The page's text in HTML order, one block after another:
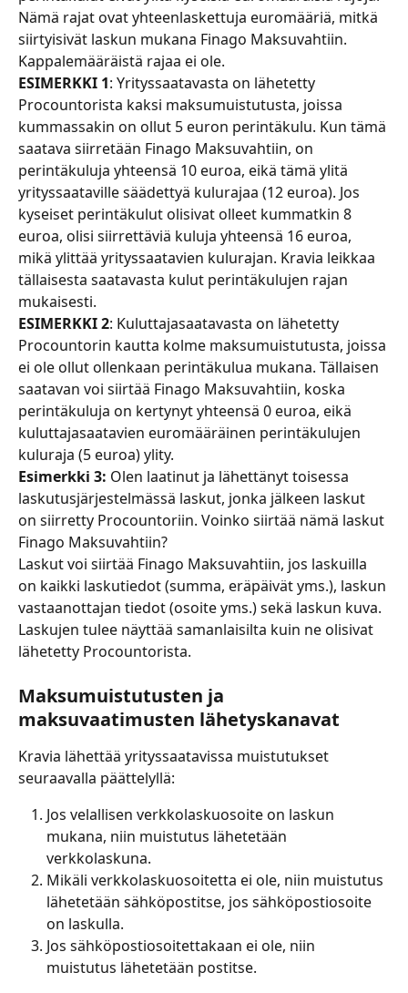
Nämä rajat ovat yhteenlaskettuja euromääriä, mitkä
siirtyisivät laskun mukana Finago Maksuvahtiin.
Kappalemääräistä rajaa ei ole.
ESIMERKKI 1: Yrityssaatavasta on lähetetty
Procountorista kaksi maksumuistutusta, joissa
kummassakin on ollut 5 euron perintäkulu. Kun tämä
saatava siirretään Finago Maksuvahtiin, on
perintäkuluja yhteensä 10 euroa, eikä tämä ylitä
yrityssaataville säädettyä kulurajaa (12 euroa). Jos
kyseiset perintäkulut olisivat olleet kummatkin 8
euroa, olisi siirrettäviä kuluja yhteensä 16 euroa,
mikä ylittää yrityssaatavien kulurajan. Kravia leikkaa
tällaisesta saatavasta kulut perintäkulujen rajan
mukaisesti.
ESIMERKKI 2: Kuluttajasaatavasta on lähetetty
Procountorin kautta kolme maksumuistutusta, joissa
ei ole ollut ollenkaan perintäkulua mukana. Tällaisen
saatavan voi siirtää Finago Maksuvahtiin, koska
perintäkuluja on kertynyt yhteensä 0 euroa, eikä
kuluttajasaatavien euromääräinen perintäkulujen
kuluraja (5 euroa) ylity.
Esimerkki 3: Olen laatinut ja lähettänyt toisessa
laskutusjärjestelmässä laskut, jonka jälkeen laskut
on siirretty Procountoriin. Voinko siirtää nämä laskut
Finago Maksuvahtiin?
Laskut voi siirtää Finago Maksuvahtiin, jos laskuilla
on kaikki laskutiedot (summa, eräpäivät yms.), laskun
vastaanottajan tiedot (osoite yms.) sekä laskun kuva.
Laskujen tulee näyttää samanlaisilta kuin ne olisivat
lähetetty Procountorista.
Maksumuistutusten ja
maksuvaatimusten lähetyskanavat
Kravia lähettää yrityssaatavissa muistutukset
seuraavalla päättelyllä:
Jos velallisen verkkolaskuosoite on laskun
mukana, niin muistutus lähetetään
verkkolaskuna.
Mikäli verkkolaskuosoitetta ei ole, niin muistutus
lähetetään sähköpostitse, jos sähköpostiosoite
on laskulla.
Jos sähköpostiosoitettakaan ei ole, niin
muistutus lähetetään postitse.